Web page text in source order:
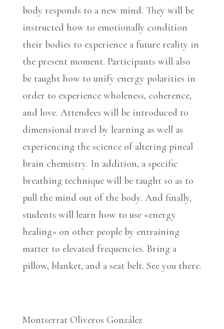
body responds to a new mind. They will be
instructed how to emotionally condition
their bodies to experience a future reality in
the present moment. Participants will also
be taught how to unify energy polarities in
order to experience wholeness, coherence,
and love. Attendees will be introduced to
dimensional travel by learning as well as
experiencing the science of altering pineal
brain chemistry. In addition, a specific
breathing technique will be taught so as to
pull the mind out of the body. And finally,
students will learn how to use «energy
healing» on other people by entraining
matter to elevated frequencies. Bring a
pillow, blanket, and a seat belt. See you there.
Montserrat Oliveros González